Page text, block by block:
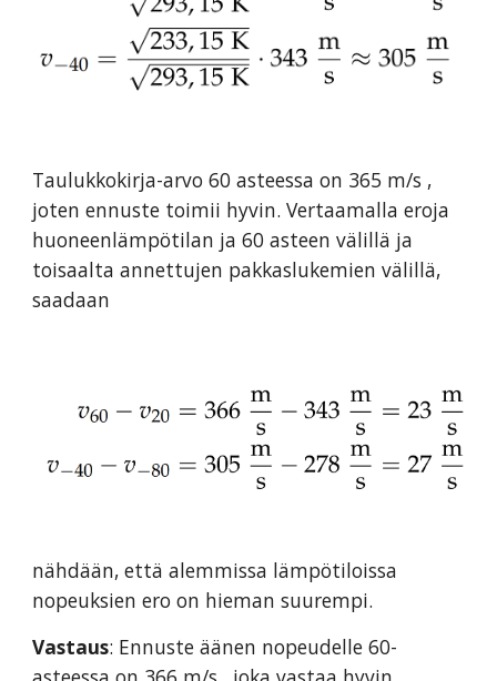
Taulukkokirja-arvo 60 asteessa on 365 m/s ,
joten ennuste toimii hyvin. Vertaamalla eroja
huoneenlämpötilan ja 60 asteen välillä ja
toisaalta annettujen pakkaslukemien välillä,
saadaan
nähdään, että alemmissa lämpötiloissa
nopeuksien ero on hieman suurempi.
Vastaus: Ennuste äänen nopeudelle 60-